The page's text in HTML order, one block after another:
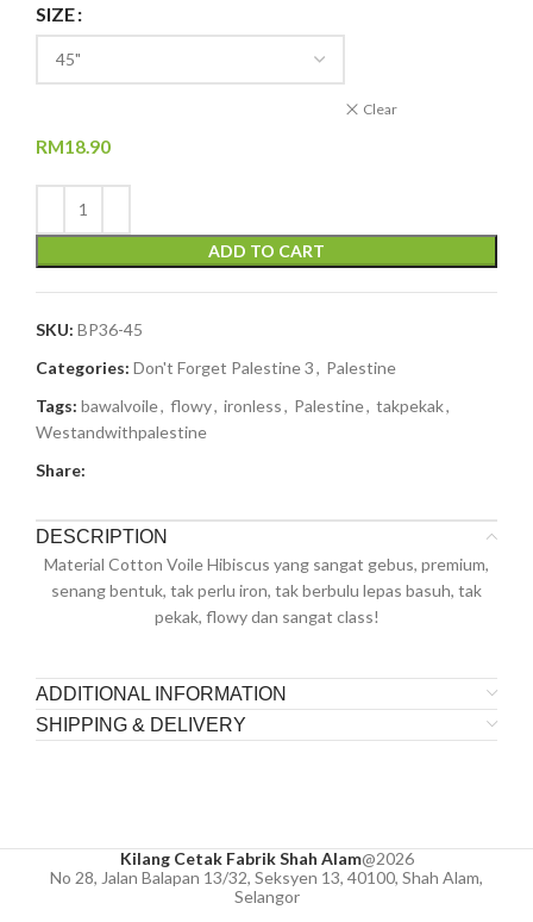
SIZE
Clear
RM18.90
ADD TO CART
SKU: BP36-45
Categories: Don't Forget Palestine 3, Palestine
Tags: bawalvoile, flowy, ironless, Palestine, takpekak,
Westandwithpalestine
Share:
DESCRIPTION
Material Cotton Voile Hibiscus yang sangat gebus, premium,
senang bentuk, tak perlu iron, tak berbulu lepas basuh, tak
pekak, flowy dan sangat class!
ADDITIONAL INFORMATION
SHIPPING & DELIVERY
Kilang Cetak Fabrik Shah Alam@2026
No 28, Jalan Balapan 13/32, Seksyen 13, 40100, Shah Alam,
Selangor